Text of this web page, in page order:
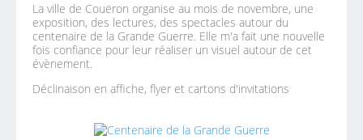
La ville de Couëron organise au mois de novembre, une
exposition, des lectures, des spectacles autour du
centenaire de la Grande Guerre. Elle m'a fait une nouvelle
fois confiance pour leur réaliser un visuel autour de cet
évènement.
Déclinaison en affiche, flyer et cartons d'invitations